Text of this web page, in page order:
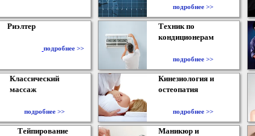
подробнее >>
Риэлтер
подробнее >>
Техник по
кондиционерам
подробнее >>
Классический
массаж
подробнее >>
Кинезиология и
остеопатия
подробнее >>
Тейпирование
Маникюр и